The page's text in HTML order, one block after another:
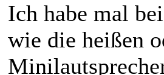
Ich habe mal
wie die heißen